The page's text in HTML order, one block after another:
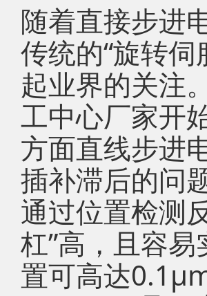
随着直接步进
传统的“旋转
起业界的关注
工中心厂家开
方面直线步进
插补滞后的问
通过位置检测
杠”高，且容
置可高达